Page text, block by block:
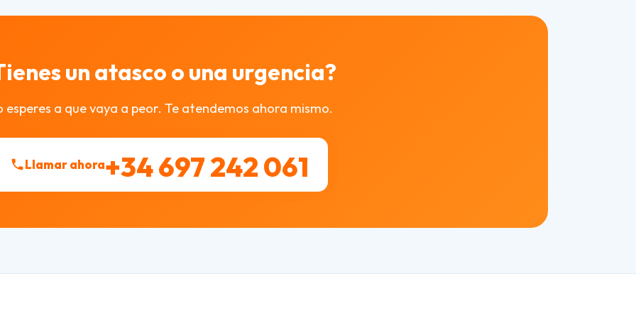
un atasco o una urgencia?
esperes a que vaya a peor. Te atendemos ahora mismo.
Llamar ahora+34 697 242 061